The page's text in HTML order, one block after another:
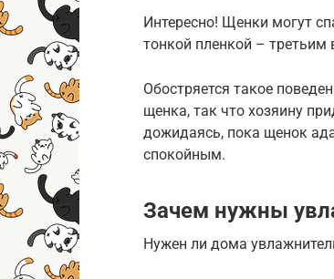
Интересно! Щенки могут
тонкой пленкой – третьим
Обостряется такое
щенка, так что хозяину
дожидаясь, пока щенок
спокойным.
Зачем нужны
Нужен ли дома